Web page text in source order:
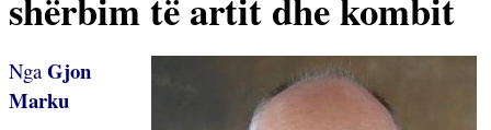
Nga Gjon
Marku